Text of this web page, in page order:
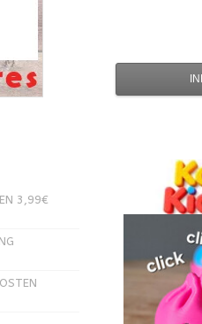
3,99€